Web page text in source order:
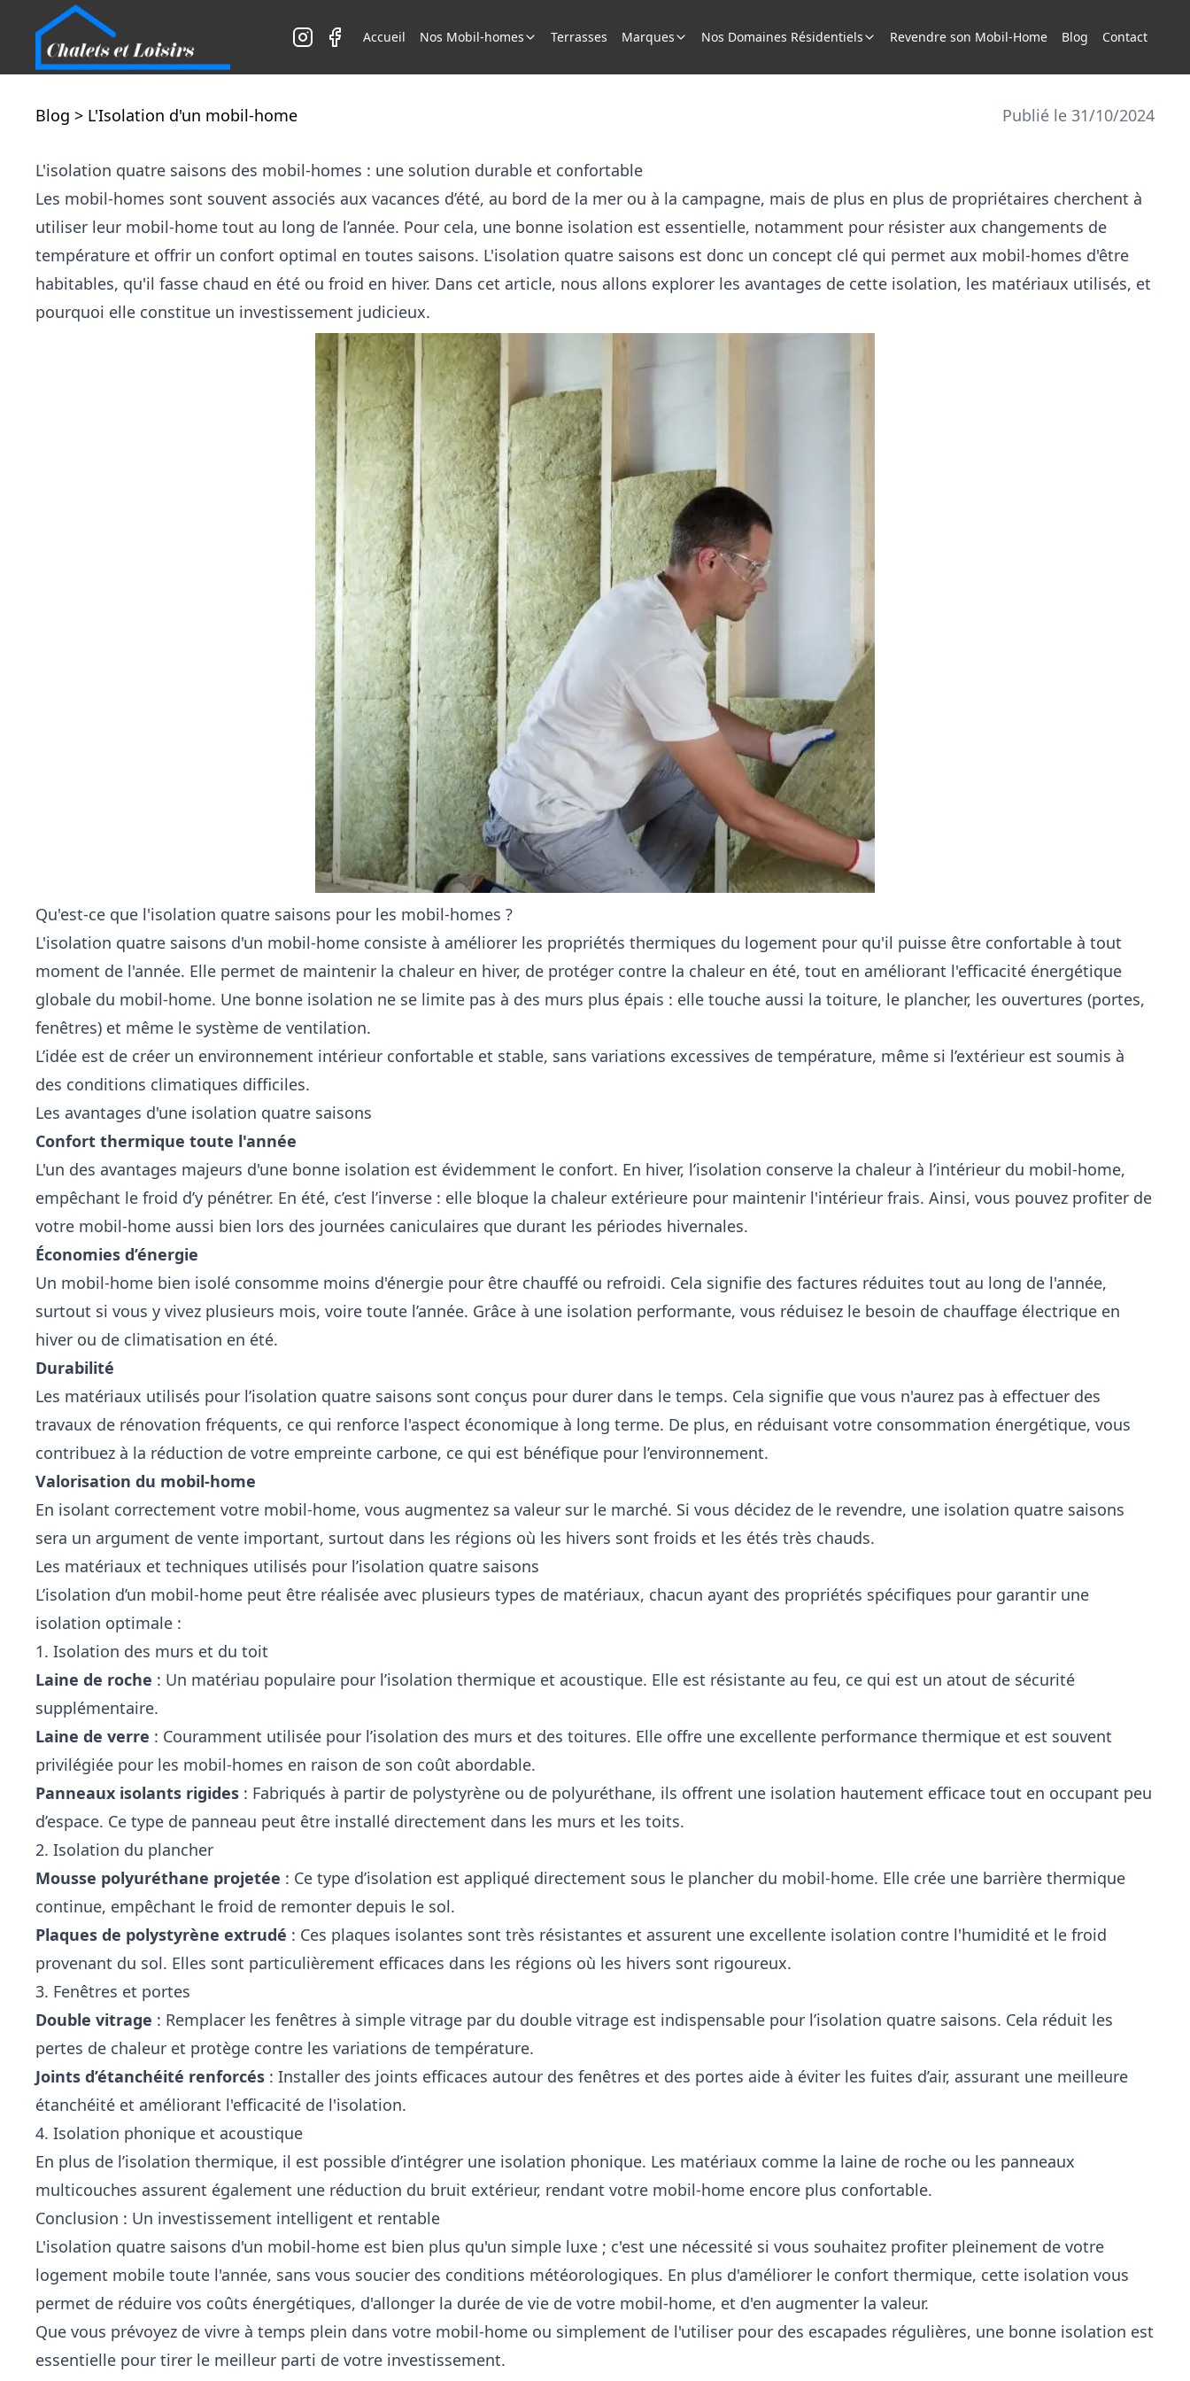
Accueil Nos Mobil-homes Terrasses Marques Nos Domaines Résidentiels Revendre son Mobil-Home Blog Contact
Blog > L'Isolation d'un mobil-home Publié le 31/10/2024
L'isolation quatre saisons des mobil-homes : une solution durable et confortable
Les mobil-homes sont souvent associés aux vacances d’été, au bord de la mer ou à la campagne, mais de plus en plus de propriétaires cherchent à
utiliser leur mobil-home tout au long de l’année. Pour cela, une bonne isolation est essentielle, notamment pour résister aux changements de
température et offrir un confort optimal en toutes saisons. L'isolation quatre saisons est donc un concept clé qui permet aux mobil-homes d'être
habitables, qu'il fasse chaud en été ou froid en hiver. Dans cet article, nous allons explorer les avantages de cette isolation, les matériaux utilisés, et
pourquoi elle constitue un investissement judicieux.
Qu'est-ce que l'isolation quatre saisons pour les mobil-homes ?
L'isolation quatre saisons d'un mobil-home consiste à améliorer les propriétés thermiques du logement pour qu'il puisse être confortable à tout
moment de l'année. Elle permet de maintenir la chaleur en hiver, de protéger contre la chaleur en été, tout en améliorant l'efficacité énergétique
globale du mobil-home. Une bonne isolation ne se limite pas à des murs plus épais : elle touche aussi la toiture, le plancher, les ouvertures (portes,
fenêtres) et même le système de ventilation.
L’idée est de créer un environnement intérieur confortable et stable, sans variations excessives de température, même si l’extérieur est soumis à
des conditions climatiques difficiles.
Les avantages d'une isolation quatre saisons
Confort thermique toute l'année
L'un des avantages majeurs d'une bonne isolation est évidemment le confort. En hiver, l’isolation conserve la chaleur à l’intérieur du mobil-home,
empêchant le froid d’y pénétrer. En été, c’est l’inverse : elle bloque la chaleur extérieure pour maintenir l'intérieur frais. Ainsi, vous pouvez profiter de
votre mobil-home aussi bien lors des journées caniculaires que durant les périodes hivernales.
Économies d’énergie
Un mobil-home bien isolé consomme moins d'énergie pour être chauffé ou refroidi. Cela signifie des factures réduites tout au long de l'année,
surtout si vous y vivez plusieurs mois, voire toute l’année. Grâce à une isolation performante, vous réduisez le besoin de chauffage électrique en
hiver ou de climatisation en été.
Durabilité
Les matériaux utilisés pour l’isolation quatre saisons sont conçus pour durer dans le temps. Cela signifie que vous n'aurez pas à effectuer des
travaux de rénovation fréquents, ce qui renforce l'aspect économique à long terme. De plus, en réduisant votre consommation énergétique, vous
contribuez à la réduction de votre empreinte carbone, ce qui est bénéfique pour l’environnement.
Valorisation du mobil-home
En isolant correctement votre mobil-home, vous augmentez sa valeur sur le marché. Si vous décidez de le revendre, une isolation quatre saisons
sera un argument de vente important, surtout dans les régions où les hivers sont froids et les étés très chauds.
Les matériaux et techniques utilisés pour l’isolation quatre saisons
L’isolation d’un mobil-home peut être réalisée avec plusieurs types de matériaux, chacun ayant des propriétés spécifiques pour garantir une
isolation optimale :
1. Isolation des murs et du toit
Laine de roche : Un matériau populaire pour l’isolation thermique et acoustique. Elle est résistante au feu, ce qui est un atout de sécurité
supplémentaire.
Laine de verre : Couramment utilisée pour l’isolation des murs et des toitures. Elle offre une excellente performance thermique et est souvent
privilégiée pour les mobil-homes en raison de son coût abordable.
Panneaux isolants rigides : Fabriqués à partir de polystyrène ou de polyuréthane, ils offrent une isolation hautement efficace tout en occupant peu
d’espace. Ce type de panneau peut être installé directement dans les murs et les toits.
2. Isolation du plancher
Mousse polyuréthane projetée : Ce type d’isolation est appliqué directement sous le plancher du mobil-home. Elle crée une barrière thermique
continue, empêchant le froid de remonter depuis le sol.
Plaques de polystyrène extrudé : Ces plaques isolantes sont très résistantes et assurent une excellente isolation contre l'humidité et le froid
provenant du sol. Elles sont particulièrement efficaces dans les régions où les hivers sont rigoureux.
3. Fenêtres et portes
Double vitrage : Remplacer les fenêtres à simple vitrage par du double vitrage est indispensable pour l’isolation quatre saisons. Cela réduit les
pertes de chaleur et protège contre les variations de température.
Joints d’étanchéité renforcés : Installer des joints efficaces autour des fenêtres et des portes aide à éviter les fuites d’air, assurant une meilleure
étanchéité et améliorant l'efficacité de l'isolation.
4. Isolation phonique et acoustique
En plus de l’isolation thermique, il est possible d’intégrer une isolation phonique. Les matériaux comme la laine de roche ou les panneaux
multicouches assurent également une réduction du bruit extérieur, rendant votre mobil-home encore plus confortable.
Conclusion : Un investissement intelligent et rentable
L'isolation quatre saisons d'un mobil-home est bien plus qu'un simple luxe ; c'est une nécessité si vous souhaitez profiter pleinement de votre
logement mobile toute l'année, sans vous soucier des conditions météorologiques. En plus d'améliorer le confort thermique, cette isolation vous
permet de réduire vos coûts énergétiques, d'allonger la durée de vie de votre mobil-home, et d'en augmenter la valeur.
Que vous prévoyez de vivre à temps plein dans votre mobil-home ou simplement de l'utiliser pour des escapades régulières, une bonne isolation est
essentielle pour tirer le meilleur parti de votre investissement.